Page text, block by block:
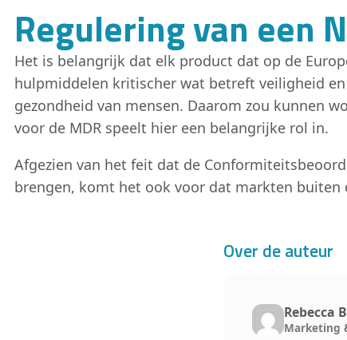
Regulering van een
Het is belangrijk dat elk product dat op de
hulpmiddelen kritischer wat betreft veiligheid
gezondheid van mensen. Daarom zou kunnen
voor de MDR speelt hier een belangrijke rol in.
Afgezien van het feit dat de
brengen, komt het ook voor dat markten buiten
Over de auteur
Rebecca
Marketing